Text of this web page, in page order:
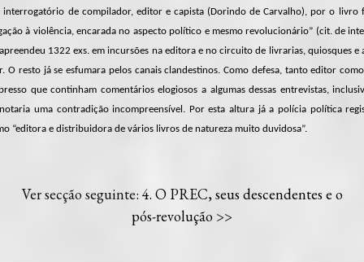
interrogatório de compilador, editor e capista (Dorindo de Carvalho), por o livro
à violência, encarada no aspecto político e mesmo revolucionário” (cit. de
1322 exs. em incursões na editora e no circuito de livrarias, quiosques e
O resto já se esfumara pelos canais clandestinos. Como defesa, tanto editor
que continham comentários elogiosos a algumas dessas entrevistas,
uma contradição incompreensível. Por esta altura já a polícia política
“editora e distribuidora de vários livros de natureza muito duvidosa”.
Ver secção seguinte: 4. O PREC, seus descendentes e o
pós-revolução >>